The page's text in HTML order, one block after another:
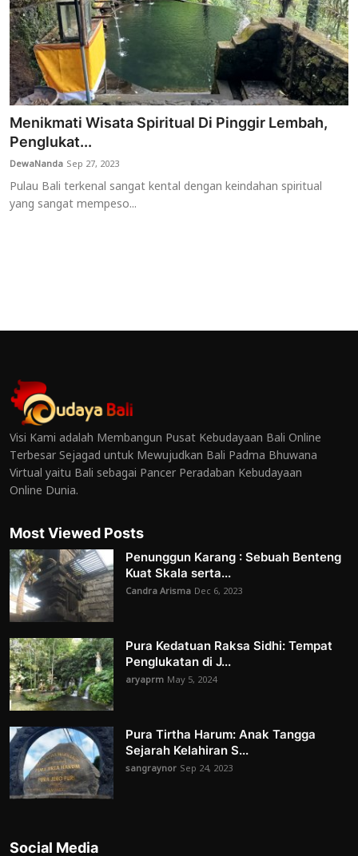
Menikmati Wisata Spiritual Di Pinggir Lembah,
Penglukat...
DewaNanda Sep 27, 2023
Pulau Bali terkenal sangat kental dengan keindahan spiritual
yang sangat mempeso...
Visi Kami adalah Membangun Pusat Kebudayaan Bali Online
Terbesar Sejagad untuk Mewujudkan Bali Padma Bhuwana
Virtual yaitu Bali sebagai Pancer Peradaban Kebudayaan
Online Dunia.
Most Viewed Posts
Penunggun Karang : Sebuah Benteng
Kuat Skala serta...
Candra Arisma Dec 6, 2023
Pura Kedatuan Raksa Sidhi: Tempat
Penglukatan di J...
aryaprm May 5, 2024
Pura Tirtha Harum: Anak Tangga
Sejarah Kelahiran S...
sangraynor Sep 24, 2023
Social Media